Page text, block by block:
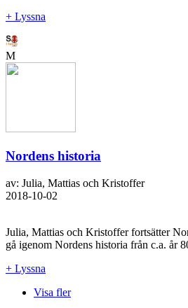
+ Lyssna
M
Nordens historia
av: Julia, Mattias och Kristoffer
2018-10-02
Julia, Mattias och Kristoffer fortsätter
gå igenom Nordens historia från c.a. år
+ Lyssna
Visa fler